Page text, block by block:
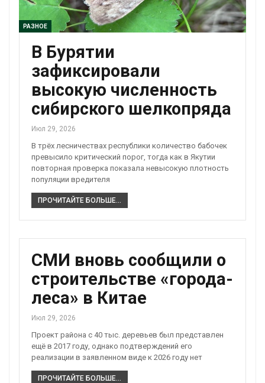
РАЗНОЕ
В Бурятии
зафиксировали
высокую численность
сибирского шелкопряда
Июл 29, 2026
В трёх лесничествах республики количество бабочек
превысило критический порог, тогда как в Якутии
повторная проверка показала невысокую плотность
популяции вредителя
ПРОЧИТАЙТЕ БОЛЬШЕ...
СМИ вновь сообщили о
строительстве «города-
леса» в Китае
Июл 29, 2026
Проект района с 40 тыс. деревьев был представлен
ещё в 2017 году, однако подтверждений его
реализации в заявленном виде к 2026 году нет
ПРОЧИТАЙТЕ БОЛЬШЕ...